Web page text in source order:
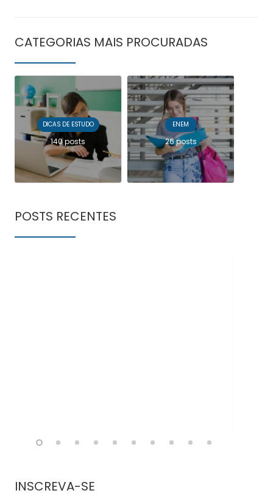
CATEGORIAS MAIS PROCURADAS
DICAS DE ESTUDO
140 posts
ENEM
26 posts
POSTS RECENTES
INSCREVA-SE